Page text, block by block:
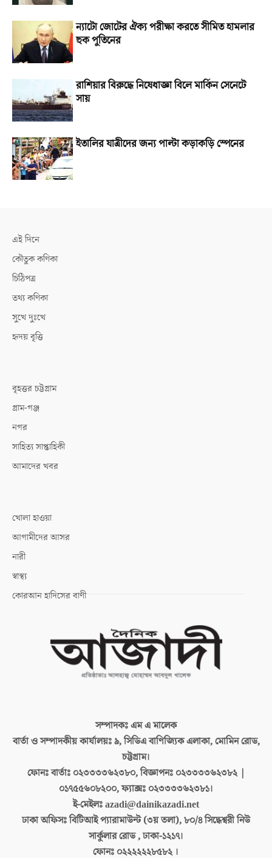
ন্যাটো জোটের ঐক্য পরীক্ষা করতে সীমিত হামলার
ছক পুতিনের
রাশিয়ার বিরুদ্ধে নিষেধাজ্ঞা বিলে মার্কিন সেনেটে
সায়
ইতালির যাত্রীদের জন্য পাল্টা কড়াকড়ি স্পেনের
এই দিনে
কৌতুক কণিকা
চিঠিপত্র
তথ্য কণিকা
সুখে দুঃখে
হৃদয় বৃত্তি
বৃহত্তর চট্টগ্রাম
গ্রাম-গঞ্জ
নগর
সাহিত্য সাপ্তাহিকী
আমাদের খবর
খোলা হাওয়া
আগামীদের আসর
নারী
স্বাস্থ্য
কোরআন হাদিসের বাণী
সম্পাদকঃএম এ মালেক
বার্তা ও সম্পাদকীয় কার্যালয়ঃ৯, সিডিএ বাণিজ্যিক এলাকা, মোমিন রোড,
চট্টগ্রাম।
ফোনঃ বার্তাঃ ০২৩৩৩৩৬২৩৮০, বিজ্ঞাপনঃ ০২৩৩৩৩৬২৩৮২ |
০১৭৫৫৬০৮২০০, ফ্যাক্সঃ ০২৩৩৩৩৬২৩৮১।
ই-মেইলঃazadi@dainikazadi.net
ঢাকা অফিসঃবিটিআই প্যারামাউন্ট (৩য় তলা), ৮০/৪ সিদ্ধেশ্বরী নিউ
সার্কুলার রোড , ঢাকা-১২১৭।
ফোনঃ ০২২২২২২৮৫৮২ ।